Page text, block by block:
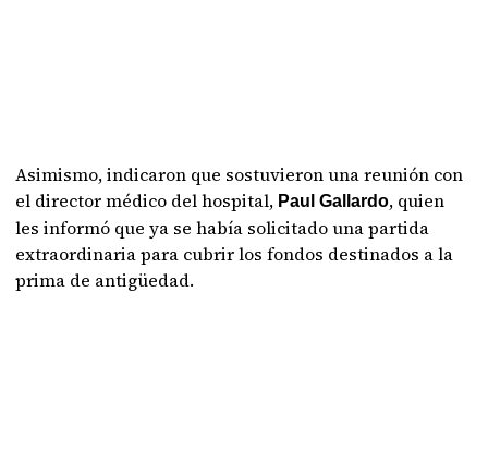
Asimismo, indicaron que sostuvieron una reunión con
el director médico del hospital, Paul Gallardo, quien
les informó que ya se había solicitado una partida
extraordinaria para cubrir los fondos destinados a la
prima de antigüedad.